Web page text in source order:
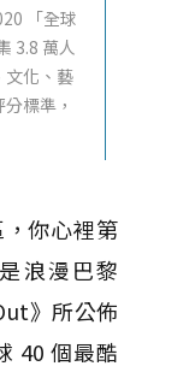
「全球
3.8 萬人
文化、藝
標準，
你心裡第
浪漫巴黎
》所公佈
40 個最酷